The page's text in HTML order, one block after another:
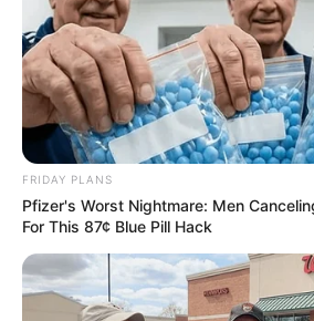
ดวงรายวัน 30 สิงหาคม 2565
30 ส.ค. 2022
FRIDAY PLANS
Pfizer's Worst Nightmare: Men
For This 87¢ Blue Pill Hack